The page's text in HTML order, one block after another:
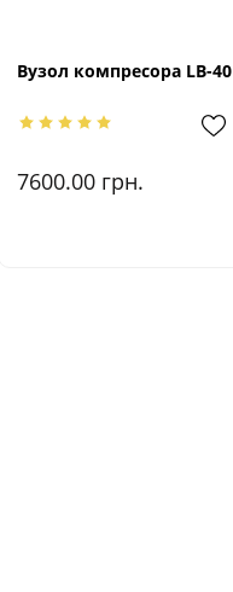
Вузол компресора LB-40
7600.00 грн.